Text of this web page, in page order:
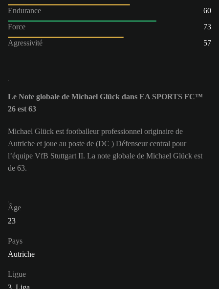
Endurance
60
Force
73
Agressivité
57
Le Note globale de Michael Glück dans EA SPORTS FC™
26 est 63
Michael Glück est footballeur professionnel originaire de
Autriche et joue au poste de (DC ) Défenseur central pour
l’équipe VfB Stuttgart II. La note globale de Michael Glück est
de 63.
Âge
23
Pays
Autriche
Ligue